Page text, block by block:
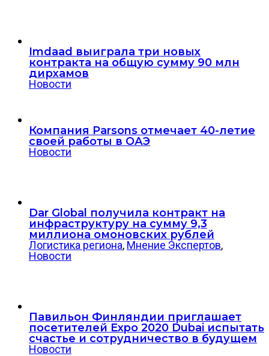
Imdaad выиграла три новых
контракта на общую сумму 90 млн
дирхамов
Новости
Компания Parsons отмечает 40-летие
своей работы в ОАЭ
Новости
Dar Global получила контракт на
инфраструктуру на сумму 9,3
миллиона омоновских рублей
Логистика региона, Мнение Экспертов,
Новости
Павильон Финляндии приглашает
посетителей Expo 2020 Dubai испытать
счастье и сотрудничество в будущем
Новости